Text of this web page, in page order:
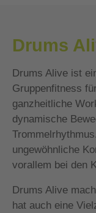
Drums
Drums Alive ist
Gruppenfitness
ganzheitliche
dynamische
ungewöhnliche
vorallem bei den
Drums Alive
hat auch eine